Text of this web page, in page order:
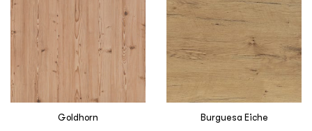
Goldhorn Burguesa Eiche